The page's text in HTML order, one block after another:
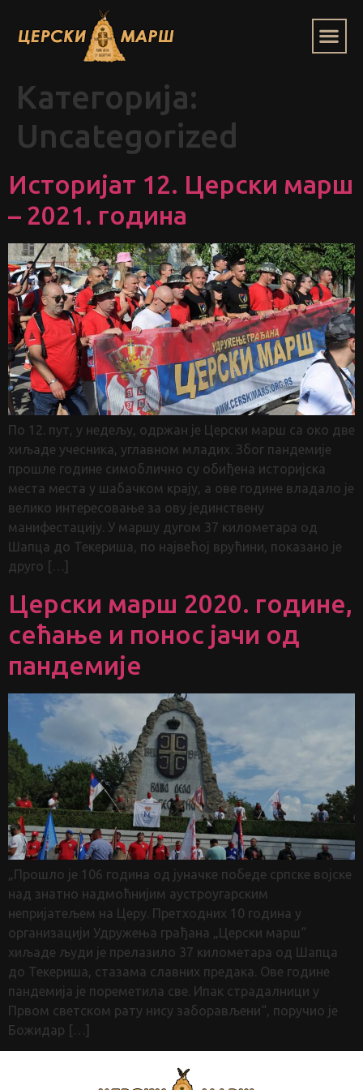
Категорија:
Uncategorized
Историјат 12. Церски марш
– 2021. година
По 12. пут, у недељу, одржан је Церски марш са око две
хиљаде учесника, углавном младих. Због пандемије
прошле године симоблично су обиђена историјска
места места у шабачком крају, а ове године владало је
велико интересовање за ову јединствену
манифестацију. У маршу дугом 37 километара од
Шапца до Текериша, по највећој врућини, показано је
друго […]
Церски марш 2020. године,
сећање и понос јачи од
пандемије
„Прошло је 106 година од јуначке победе српске војске
над знатно надмоћнијим аустроугарским
непријатељем на Церу. Претходних 10 година у
организацији Удружења грађана „Церски марш“
хиљаде људи је прелазило 37 километара од Шапца
до Текериша, стазама славних предака. Ове године
пандемија је пореметила све. Ипак страдалници у
Првом светском рату нису заборављени“, поручио је
Божидар […]